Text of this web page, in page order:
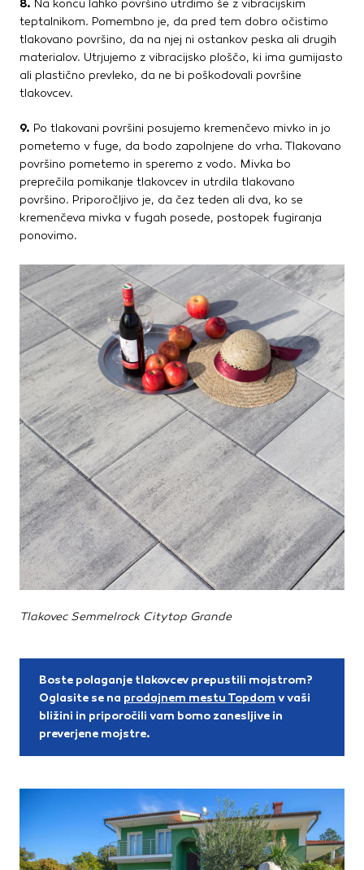
8. Na koncu lahko površino utrdimo še z vibracijskim
teptalnikom. Pomembno je, da pred tem dobro očistimo
tlakovano površino, da na njej ni ostankov peska ali drugih
materialov. Utrjujemo z vibracijsko ploščo, ki ima gumijasto
ali plastično prevleko, da ne bi poškodovali površine
tlakovcev.
9. Po tlakovani površini posujemo kremenčevo mivko in jo
pometemo v fuge, da bodo zapolnjene do vrha. Tlakovano
površino pometemo in speremo z vodo. Mivka bo
preprečila pomikanje tlakovcev in utrdila tlakovano
površino. Priporočljivo je, da čez teden ali dva, ko se
kremenčeva mivka v fugah posede, postopek fugiranja
ponovimo.
Tlakovec Semmelrock Citytop Grande
Boste polaganje tlakovcev prepustili mojstrom?
Oglasite se na prodajnem mestu Topdom v vaši
bližini in priporočili vam bomo zanesljive in
preverjene mojstre.